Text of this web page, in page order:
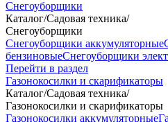
Снегоуборщики
Каталог/Садовая техника/
Снегоуборщики
Снегоуборщики аккумуляторные
бензиновыеСнегоуборщики
Перейти в раздел
Газонокосилки и скарификаторы
Каталог/Садовая техника/
Газонокосилки и скарификаторы
Газонокосилки аккумуляторные